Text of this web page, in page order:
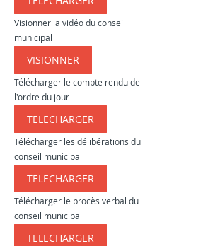
Visionner la vidéo du conseil
municipal
VISIONNER
Télécharger le compte rendu de
l'ordre du jour
TELECHARGER
Télécharger les délibérations du
conseil municipal
TELECHARGER
Télécharger le procès verbal du
conseil municipal
TELECHARGER